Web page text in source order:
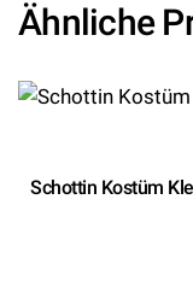
Ähnliche
Schottin Kostüm